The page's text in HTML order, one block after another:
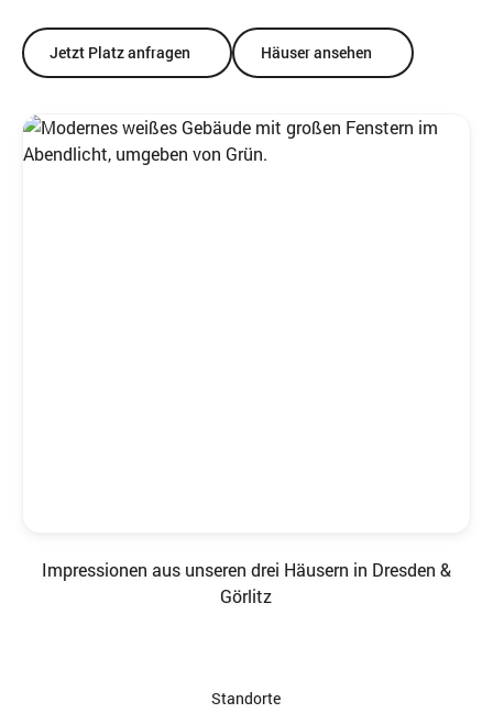
Jetzt Platz anfragen Häuser ansehen
Impressionen aus unseren drei Häusern in Dresden &
Görlitz
Standorte